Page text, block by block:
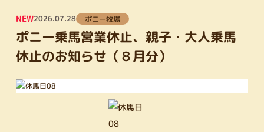
NEW2026.07.28 ポニー牧場
ポニー乗馬営業休止、親子・大人乗馬
休止のお知らせ（８月分）